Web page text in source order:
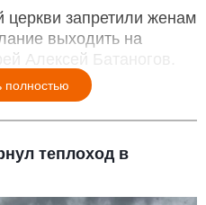
церкви запретили женам
выходить на
Алексей Батаногов.
полностью
теплоход в